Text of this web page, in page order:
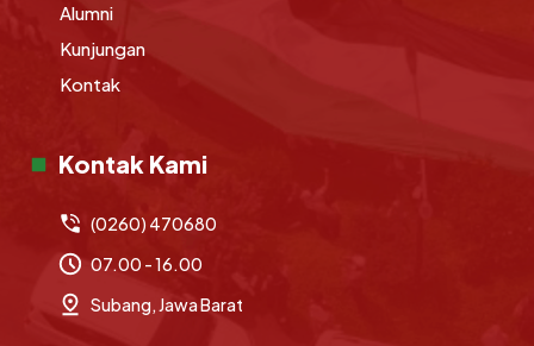
Alumni
Kunjungan
Kontak
Kontak Kami
(0260) 470680
07.00 - 16.00
Subang, Jawa Barat